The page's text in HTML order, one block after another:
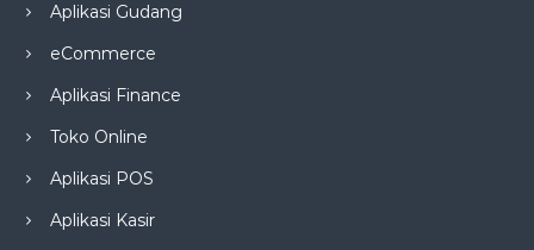
Aplikasi Gudang
eCommerce
Aplikasi Finance
Toko Online
Aplikasi POS
Aplikasi Kasir